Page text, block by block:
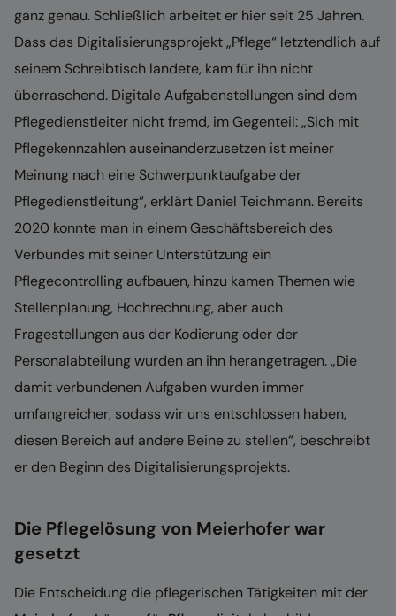
ganz genau. Schließlich arbeitet er hier seit 25 Jahren.
Dass das Digitalisierungsprojekt „Pflege“ letztendlich auf
seinem Schreibtisch landete, kam für ihn nicht
überraschend. Digitale Aufgabenstellungen sind dem
Pflegedienstleiter nicht fremd, im Gegenteil: „Sich mit
Pflegekennzahlen auseinanderzusetzen ist meiner
Meinung nach eine Schwerpunktaufgabe der
Pflegedienstleitung“, erklärt Daniel Teichmann. Bereits
2020 konnte man in einem Geschäftsbereich des
Verbundes mit seiner Unterstützung ein
Pflegecontrolling aufbauen, hinzu kamen Themen wie
Stellenplanung, Hochrechnung, aber auch
Fragestellungen aus der Kodierung oder der
Personalabteilung wurden an ihn herangetragen. „Die
damit verbundenen Aufgaben wurden immer
umfangreicher, sodass wir uns entschlossen haben,
diesen Bereich auf andere Beine zu stellen“, beschreibt
er den Beginn des Digitalisierungsprojekts.
Die Pflegelösung von Meierhofer war
gesetzt
Die Entscheidung die pflegerischen Tätigkeiten mit der